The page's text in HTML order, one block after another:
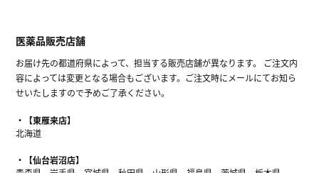
医薬品販売店舗
お届け先の都道府県によって、担当する販売店舗が異なります。 ご注文内
容によっては変更となる場合もございます。ご注文時にメールにてお知ら
せいたしますので予めご了承ください。
【東雁来店】
北海道
【仙台岩沼店】